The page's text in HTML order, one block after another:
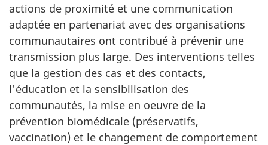
actions de proximité et une communication
adaptée en partenariat avec des organisations
communautaires ont contribué à prévenir une
transmission plus large. Des interventions telles
que la gestion des cas et des contacts,
l'éducation et la sensibilisation des
communautés, la mise en oeuvre de la
prévention biomédicale (préservatifs,
vaccination) et le changement de comportement